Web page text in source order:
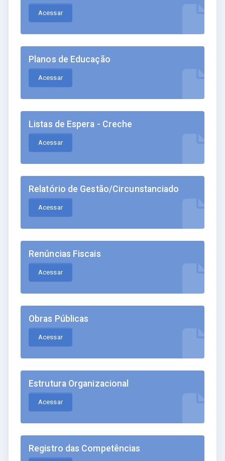
Acessar
Planos de Educação
Acessar
Listas de Espera - Creche
Acessar
Relatório de Gestão/Circunstanciado
Acessar
Renúncias Fiscais
Acessar
Obras Públicas
Acessar
Estrutura Organizacional
Acessar
Registro das Competências